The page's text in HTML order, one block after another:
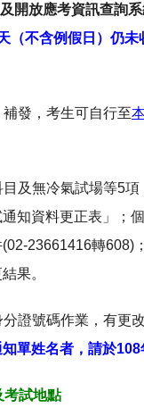
開放應考資訊查詢
（不含例假日）仍
發，考生可自行至
及無冷氣試場等5
知資料更正表」；
23661416轉
果。
證號碼作業，有更
單姓名者，請於
考試地點